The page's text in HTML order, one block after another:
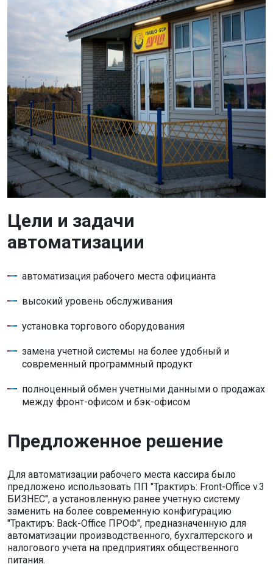
Цели и задачи
автоматизации
автоматизация рабочего места официанта
высокий уровень обслуживания
установка торгового оборудования
замена учетной системы на более удобный и
современный программный продукт
полноценный обмен учетными данными о продажах
между фронт-офисом и бэк-офисом
Предложенное решение
Для автоматизации рабочего места кассира было
предложено использовать ПП "Трактиръ: Front-Office v.3
БИЗНЕС", а установленную ранее учетную систему
заменить на более современную конфигурацию
"Трактиръ: Back-Office ПРОФ", предназначенную для
автоматизации производственного, бухгалтерского и
налогового учета на предприятиях общественного
питания.